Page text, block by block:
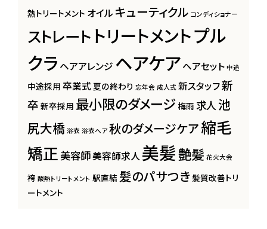
熱トリートメント オイル キューティクル コンディショナー
ストレート トリートメントプル
クラ ヘアアレンジ ヘアケアヘアセット 中途
中途採用 卒業式夏の終わり 忘年会 成人式 新スタッフ新
卒 新卒採用 最小限のダメージ梅雨 求人 池
尻大橋 浴衣 浴衣ヘア 秋のダメージケア縮毛
矯正 美容師美容師求人美髪艶髪 花火大会
袴 酸熱トリートメント 駅直結 髪のパサつき 髪質改善トリ
ートメント